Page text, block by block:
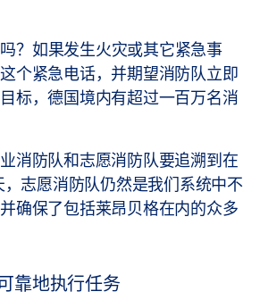
？如果发生火灾或其它紧急事
个紧急电话，并期望消防队立即
标，德国境内有超过一百万名消
消防队和志愿消防队要追溯到在
志愿消防队仍然是我们系统中不
确保了包括莱昂贝格在内的众多
靠地执行任务